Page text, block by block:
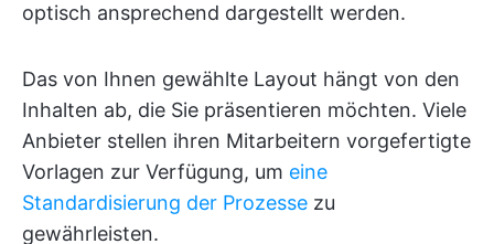
optisch ansprechend dargestellt werden.
Das von Ihnen gewählte Layout hängt von den
Inhalten ab, die Sie präsentieren möchten. Viele
Anbieter stellen ihren Mitarbeitern vorgefertigte
Vorlagen zur Verfügung, um eine
Standardisierung der Prozesse zu
gewährleisten.